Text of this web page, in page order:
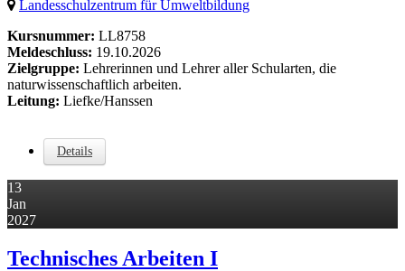
Landesschulzentrum für Umweltbildung
Kursnummer: LL8758
Meldeschluss: 19.10.2026
Zielgruppe: Lehrerinnen und Lehrer aller Schularten, die
naturwissenschaftlich arbeiten.
Leitung: Liefke/Hanssen
Details
13
Jan
2027
Technisches Arbeiten I